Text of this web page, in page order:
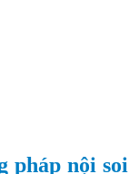
pháp nội soi